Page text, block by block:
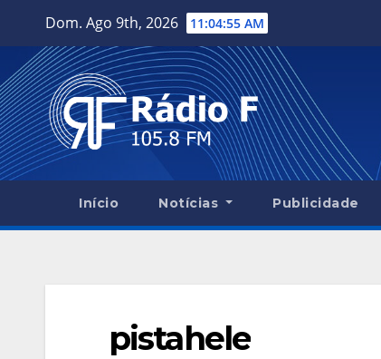
content
Dom. Ago 9th, 2026 11:04:56 AM
Início Notícias Publicidade
pistahele